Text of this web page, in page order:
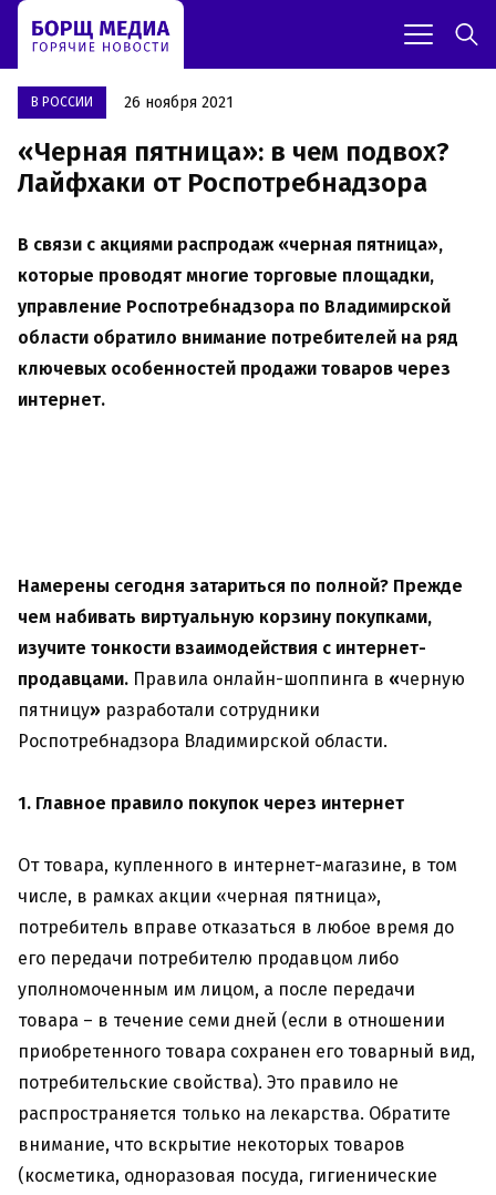
В РОССИИ 26 ноября 2021
«Черная пятница»: в чем подвох?
Лайфхаки от Роспотребнадзора
В связи с акциями распродаж «черная пятница»,
которые проводят многие торговые площадки,
управление Роспотребнадзора по Владимирской
области обратило внимание потребителей на ряд
ключевых особенностей продажи товаров через
интернет.
Намерены сегодня затариться по полной? Прежде
чем набивать виртуальную корзину покупками,
изучите тонкости взаимодействия с интернет-
продавцами. Правила онлайн-шоппинга в «черную
пятницу» разработали сотрудники
Роспотребнадзора Владимирской области.
1. Главное правило покупок через интернет
От товара, купленного в интернет-магазине, в том
числе, в рамках акции «черная пятница»,
потребитель вправе отказаться в любое время до
его передачи потребителю продавцом либо
уполномоченным им лицом, а после передачи
товара – в течение семи дней (если в отношении
приобретенного товара сохранен его товарный вид,
потребительские свойства). Это правило не
распространяется только на лекарства. Обратите
внимание, что вскрытие некоторых товаров
(косметика, одноразовая посуда, гигиенические